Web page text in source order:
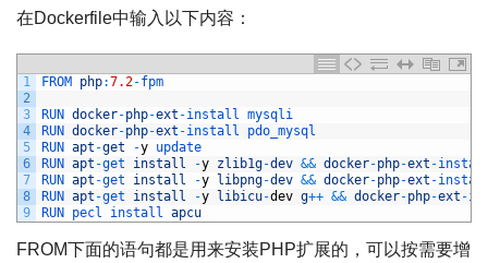
在Dockerfile中输入以下内容：
1
2
3
4
5
6
7
8
9
FROM php:7.2-fpm
RUN docker-php-ext -install mysqli
RUN docker-php-ext -install pdo_mysql
RUN apt -get -y update
RUN apt -get install -y zlib1g-dev && docker-php-ext -
RUN apt -get install -y libpng-dev && docker-php-ext -
RUN apt -get install -y libicu-dev g++ && docker-php-ext -
RUN pecl install apcu
FROM下面的语句都是用来安装PHP扩展的，可以按需要增